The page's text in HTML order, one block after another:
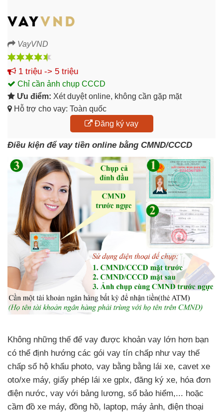
VayVND
1 triệu -> 5 triệu
Chỉ cần ảnh chụp CCCD
Ưu điểm: Xét duyệt online, không cần gặp mặt
Hỗ trợ cho vay: Toàn quốc
Đăng ký vay
Điều kiện để vay tiền online bằng CMND/CCCD
Không những thế để vay được khoản vay lớn hơn bạn
có thể định hướng các gói vay tín chấp như vay thế
chấp sổ hộ khẩu photo, vay bằng bằng lái xe, cavet xe
oto/xe máy, giấy phép lái xe gplx, đăng ký xe, hóa đơn
điện nước, vay với bảng lương, sổ bảo hiểm,... hoặc
cầm đồ xe máy, đồng hồ, laptop, máy ảnh, điện thoại